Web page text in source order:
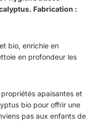
Fabrication :
bio, enrichie en
en profon­deur les
apaisantes et
bio pour offrir une
pas aux enfants de